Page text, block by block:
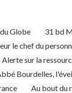
Globe 31 bd
le chef du
Alerte sur la
Bourdelles,
Au bout du